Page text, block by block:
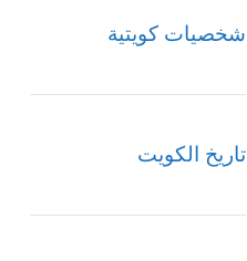
شخصيات كويتية
تاريخ الكويت